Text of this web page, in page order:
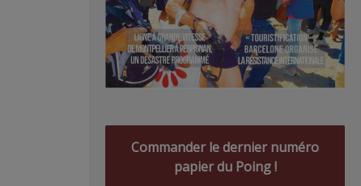
Commander le dernier numéro
papier du Poing !